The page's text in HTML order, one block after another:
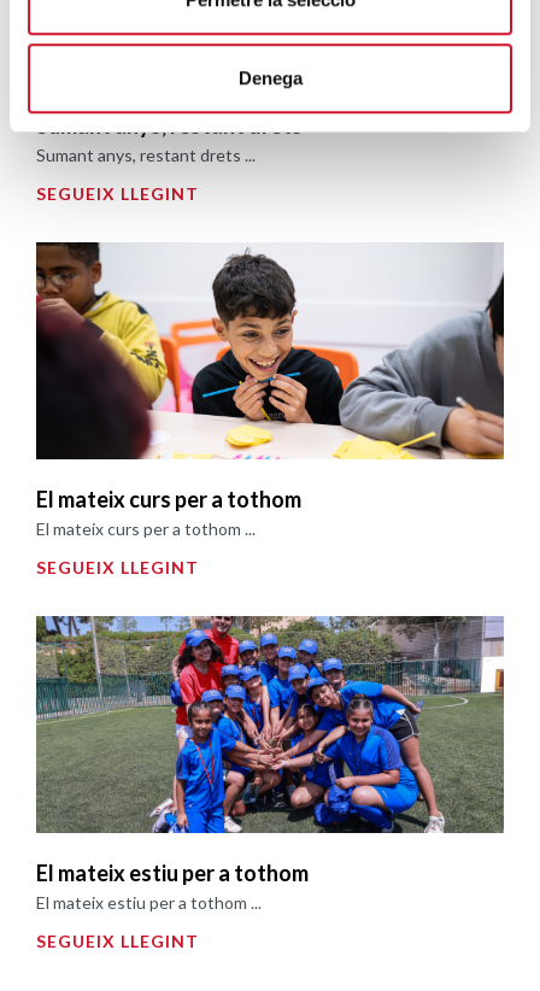
Denega
Sumant anys, restant drets
Sumant anys, restant drets ...
SEGUEIX LLEGINT
El mateix curs per a tothom
El mateix curs per a tothom ...
SEGUEIX LLEGINT
El mateix estiu per a tothom
El mateix estiu per a tothom ...
SEGUEIX LLEGINT